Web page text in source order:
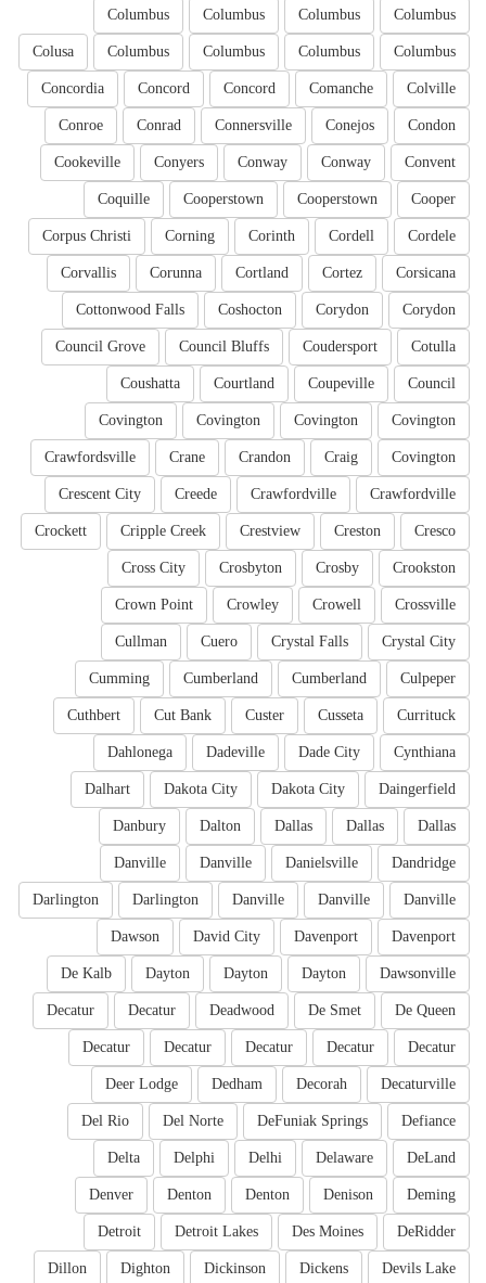
Columbus
Columbus
Columbus
Columbus
Columbus
Columbus
Columbus
Columbus
Colusa
Colville
Comanche
Concord
Concord
Concordia
Condon
Conejos
Connersville
Conrad
Conroe
Convent
Conway
Conway
Conyers
Cookeville
Cooper
Cooperstown
Cooperstown
Coquille
Cordele
Cordell
Corinth
Corning
Corpus Christi
Corsicana
Cortez
Cortland
Corunna
Corvallis
Corydon
Corydon
Coshocton
Cottonwood Falls
Cotulla
Coudersport
Council Bluffs
Council Grove
Council
Coupeville
Courtland
Coushatta
Covington
Covington
Covington
Covington
Covington
Craig
Crandon
Crane
Crawfordsville
Crawfordville
Crawfordville
Creede
Crescent City
Cresco
Creston
Crestview
Cripple Creek
Crockett
Crookston
Crosby
Crosbyton
Cross City
Crossville
Crowell
Crowley
Crown Point
Crystal City
Crystal Falls
Cuero
Cullman
Culpeper
Cumberland
Cumberland
Cumming
Currituck
Cusseta
Custer
Cut Bank
Cuthbert
Cynthiana
Dade City
Dadeville
Dahlonega
Daingerfield
Dakota City
Dakota City
Dalhart
Dallas
Dallas
Dallas
Dalton
Danbury
Dandridge
Danielsville
Danville
Danville
Danville
Danville
Danville
Darlington
Darlington
Davenport
Davenport
David City
Dawson
Dawsonville
Dayton
Dayton
Dayton
De Kalb
De Queen
De Smet
Deadwood
Decatur
Decatur
Decatur
Decatur
Decatur
Decatur
Decatur
Decaturville
Decorah
Dedham
Deer Lodge
Defiance
DeFuniak Springs
Del Norte
Del Rio
DeLand
Delaware
Delhi
Delphi
Delta
Deming
Denison
Denton
Denton
Denver
DeRidder
Des Moines
Detroit Lakes
Detroit
Devils Lake
Dickens
Dickinson
Dighton
Dillon